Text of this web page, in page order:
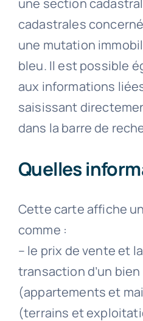
cadastrales
une mutation
bleu. Il est possible
aux informations
saisissant
dans la barre de
Quelles
Cette carte affiche
comme :
– le prix de vente et
transaction d’un bien
(appartements et
(terrains et